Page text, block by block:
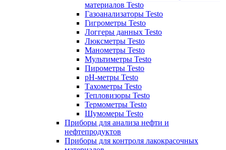
материалов Testo
Газоанализаторы Testo
Гигрометры Testo
Логгеры данных Testo
Люксметры Testo
Манометры Testo
Мультиметры Testo
Пирометры Testo
pH-метры Testo
Тахометры Testo
Тепловизоры Testo
Термометры Testo
Шумомеры Testo
Приборы для анализа нефти и
нефтепродуктов
Приборы для контроля лакокрасочных